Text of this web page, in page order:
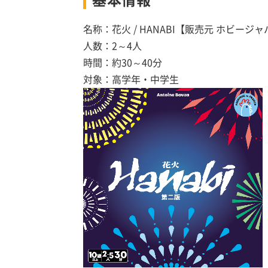
名称：花火 / HANABI【販売元 ホビージャ
人数：2～4人
時間：約30～40分
対象：高学年・中学生